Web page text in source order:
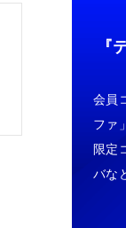
『
会員
ファ
限定
バな